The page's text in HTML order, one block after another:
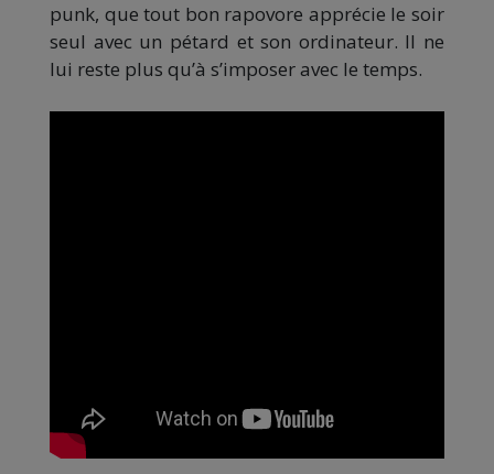
punk, que tout bon rapovore apprécie le soir
seul avec un pétard et son ordinateur. Il ne
lui reste plus qu’à s’imposer avec le temps.